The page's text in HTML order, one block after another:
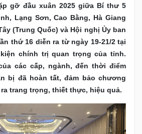
gỡ đầu xuân 2025 giữa Bí thư 5
Lạng Sơn, Cao Bằng, Hà Giang
(Trung Quốc) và Hội nghị Ủy ban
thứ 16 diễn ra từ ngày 19-21/2 tại
chính trị quan trọng của tỉnh.
các cấp, ngành, đến thời điểm
bị đã hoàn tất, đảm bảo chương
trang trọng, thiết thực, hiệu quả.